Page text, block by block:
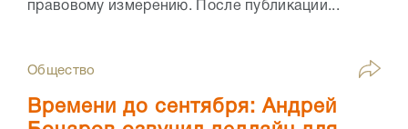
правовому измерению. После публикации...
Общество
Времени до сентября: Андрей